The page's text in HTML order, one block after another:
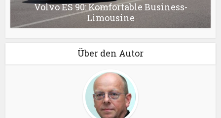
Volvo ES 90: Komfortable Business-
Limousine
Über den Autor